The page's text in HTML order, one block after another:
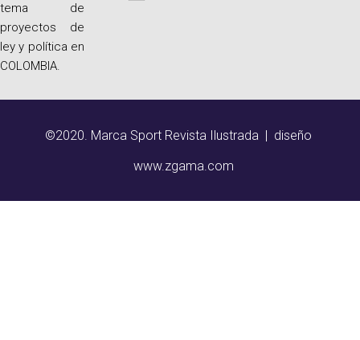
tema de
proyectos de
ley y política en
COLOMBIA.
©2020. Marca Sport Revista Ilustrada | diseño
www.zgama.com